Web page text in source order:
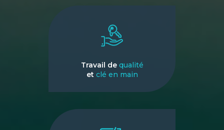
Travail de qualité
et clé en main